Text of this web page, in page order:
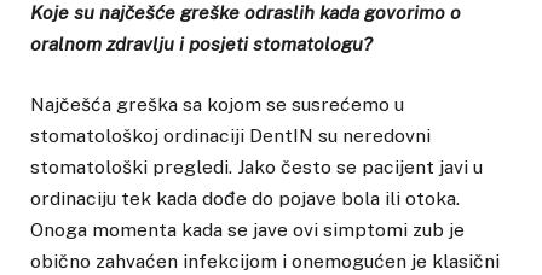
Koje su najčešće greške odraslih kada govorimo o
oralnom zdravlju i posjeti stomatologu?
Najčešća greška sa kojom se susrećemo u
stomatološkoj ordinaciji DentIN su neredovni
stomatološki pregledi. Jako često se pacijent javi u
ordinaciju tek kada dođe do pojave bola ili otoka.
Onoga momenta kada se jave ovi simptomi zub je
obično zahvaćen infekcijom i onemogućen je klasični